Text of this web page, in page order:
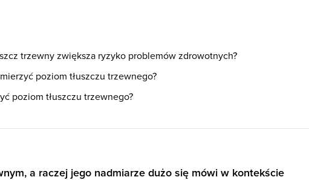
trzewny zwiększa ryzyko problemów zdrowotnych?
poziom tłuszczu trzewnego?
poziom tłuszczu trzewnego?
a raczej jego nadmiarze dużo się mówi w kontekście